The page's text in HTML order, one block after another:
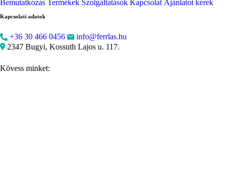
Bemutatkozás Termékek Szolgáltatások Kapcsolat Ajánlatot kérek
Kapcsolati adatok
+36 30 466 0456
info@ferrlas.hu
2347 Bugyi, Kossuth Lajos u. 117.
Kövess minket: